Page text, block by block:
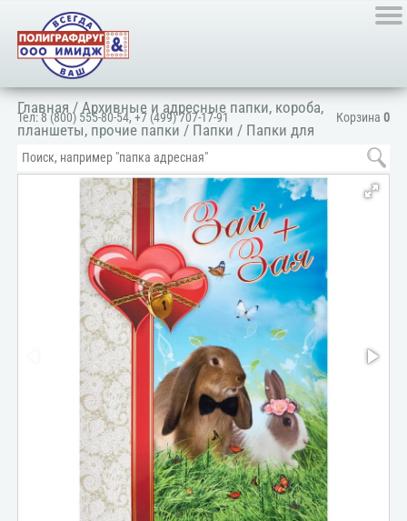
Корзина 0
Тел:8 (800) 555-80-54,+7 (499) 707-17-91
Главная /Архивные и адресные папки, короба,
планшеты, прочие папки / Папки / Папки для
документов/Для личных документов